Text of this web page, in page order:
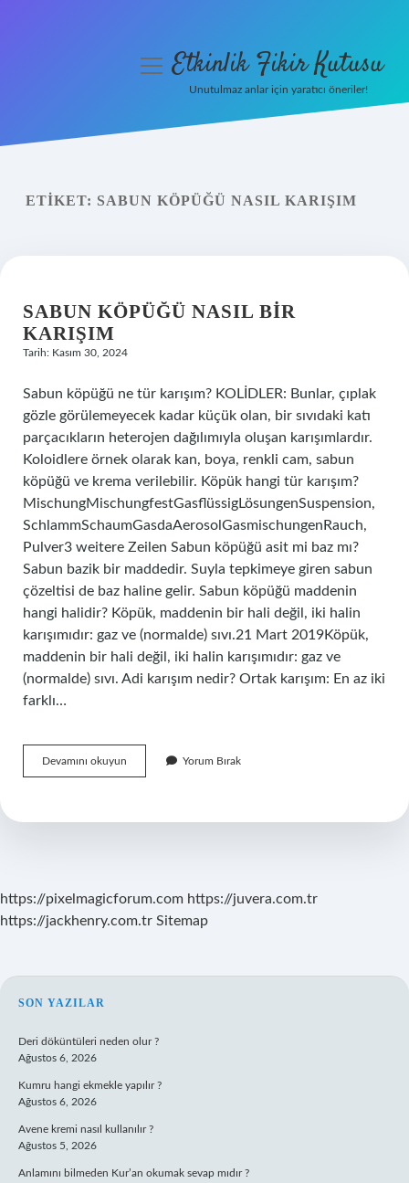
Yasal Uyarı
menüyüEtkinlik Fikir Kutusu
Unutulmaz anlar için yaratıcı öneriler!
ETIKET: SABUN KÖPÜĞÜ NASIL KARIŞIM
SABUN KÖPÜĞÜ NASIL BIR
KARIŞIM
Tarih: Kasım 30, 2024
Sabun köpüğü ne tür karışım? KOLİDLER: Bunlar, çıplak
gözle görülemeyecek kadar küçük olan, bir sıvıdaki katı
parçacıkların heterojen dağılımıyla oluşan karışımlardır.
Koloidlere örnek olarak kan, boya, renkli cam, sabun
köpüğü ve krema verilebilir. Köpük hangi tür karışım?
MischungMischungfestGasflüssigLösungenSuspension,
SchlammSchaumGasdaAerosolGasmischungenRauch,
Pulver3 weitere Zeilen Sabun köpüğü asit mi baz mı?
Sabun bazik bir maddedir. Suyla tepkimeye giren sabun
çözeltisi de baz haline gelir. Sabun köpüğü maddenin
hangi halidir? Köpük, maddenin bir hali değil, iki halin
karışımıdır: gaz ve (normalde) sıvı.21 Mart 2019Köpük,
maddenin bir hali değil, iki halin karışımıdır: gaz ve
(normalde) sıvı. Adi karışım nedir? Ortak karışım: En az iki
farklı…
Devamını okuyun
Köpüğü
Karışım
Yorum Bırak
https://pixelmagicforum.com https://juvera.com.tr
https://jackhenry.com.tr Sitemap
SIDEBAR
SON YAZILAR
Deri döküntüleri neden olur ?
Ağustos 6, 2026
Kumru hangi ekmekle yapılır ?
Ağustos 6, 2026
Avene kremi nasıl kullanılır ?
Ağustos 5, 2026
Anlamını bilmeden Kur’an okumak sevap mıdır ?